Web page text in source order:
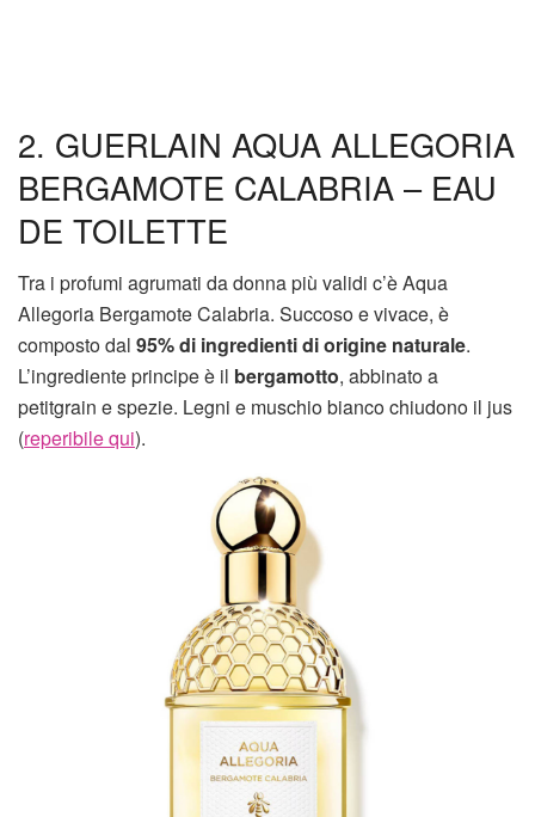
2. GUERLAIN AQUA ALLEGORIA
BERGAMOTE CALABRIA – EAU
DE TOILETTE
Tra i profumi agrumati da donna più validi c’è Aqua
Allegoria Bergamote Calabria. Succoso e vivace, è
composto dal 95% di ingredienti di origine naturale.
L’ingrediente principe è il bergamotto, abbinato a
petitgrain e spezie. Legni e muschio bianco chiudono il jus
(reperibile qui).